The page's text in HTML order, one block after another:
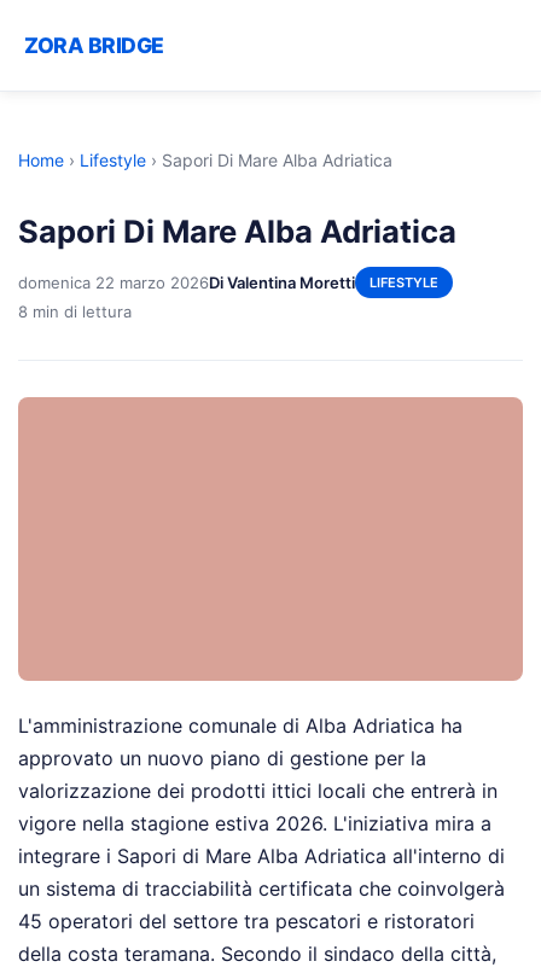
ZORA BRIDGE
Home › Lifestyle › Sapori Di Mare Alba Adriatica
Sapori Di Mare Alba Adriatica
domenica 22 marzo 2026Di Valentina Moretti LIFESTYLE
8 min di lettura
L'amministrazione comunale di Alba Adriatica ha
approvato un nuovo piano di gestione per la
valorizzazione dei prodotti ittici locali che entrerà in
vigore nella stagione estiva 2026. L'iniziativa mira a
integrare i Sapori di Mare Alba Adriatica all'interno di
un sistema di tracciabilità certificata che coinvolgerà
45 operatori del settore tra pescatori e ristoratori
della costa teramana. Secondo il sindaco della città,